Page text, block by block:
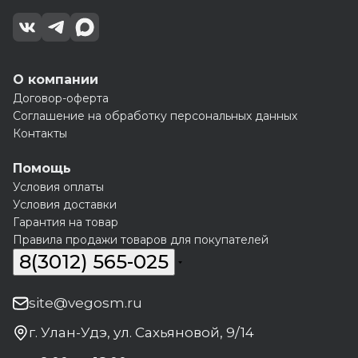
О компании
Договор-оферта
Соглашение на обработку персональных данных
Контакты
Помощь
Условия оплаты
Условия доставки
Гарантия на товар
Правила продажи товаров для покупателей
8(3012) 565-025
site@vegosm.ru
г. Улан-Удэ, ул. Сахьяновой, 9/14